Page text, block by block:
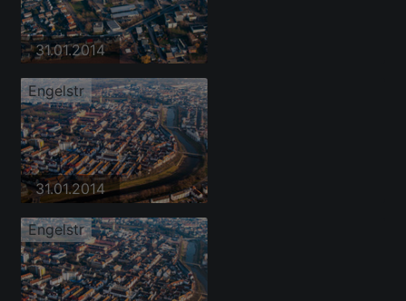
31.01.2014
Engelstr
31.01.2014
Engelstr